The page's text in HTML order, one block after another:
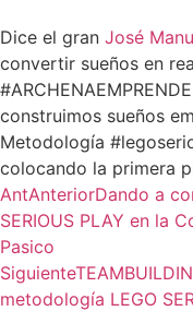
Dice el gran José
convertir sueños en
construimos sueños
Metodología
colocando la primera
AntAnteriorDando a
SERIOUS PLAY en la
Pasico
Siguiente
metodología LEGO